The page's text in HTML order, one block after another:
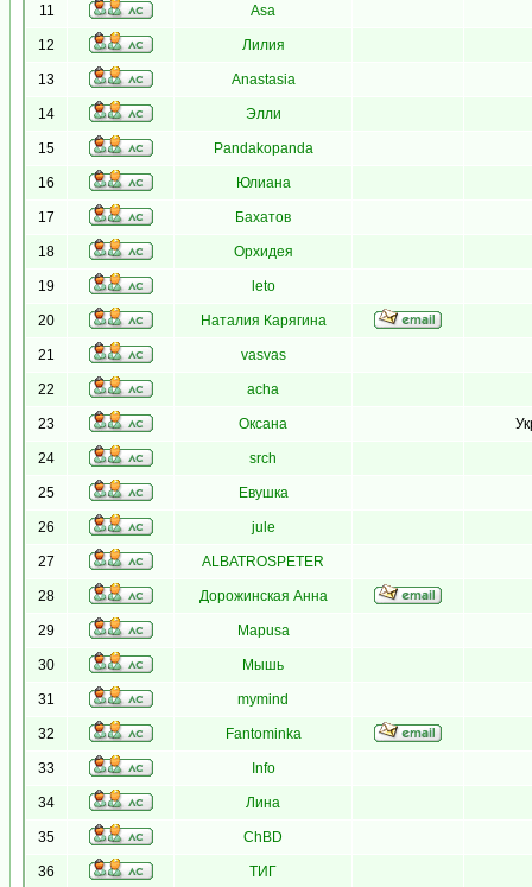
11 Asa
12 Лилия
13 Anastasia
14 Элли
15 Pandakopanda
16 Юлиана
17 Бахатов
18 Орхидея
19 leto
20 Наталия Карягина
21 vasvas
22 acha
23 Оксана
24 srch
25 Евушка
26 jule
27 ALBATROSPETER
28 Дорожинская Анна
29 Mapusa
30 Мышь
31 mymind
32 Fantominka
33 Info
34 Лина
35 ChBD
36 ТИГ